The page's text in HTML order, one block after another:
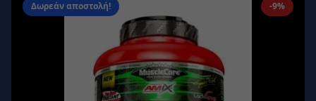
Δωρεάν αποστολή! -9%
Απομνημόνευση Ξεχάσατε τον κωδικό σας;
Σύνδεση
Δεν έχετε λογαριασμό; Εγγραφείτε εδώ